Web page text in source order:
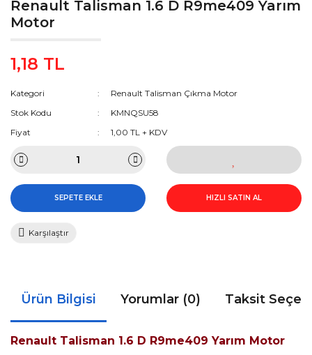
Renault Talisman 1.6 D R9me409 Yarım
Motor
1,18 TL
Kategori
Renault Talisman Çıkma Motor
Stok Kodu
KMNQSU58
Fiyat
1,00 TL + KDV
SEPETE EKLE HIZLI SATIN AL
Karşılaştır
Ürün Bilgisi Yorumlar (0) Taksit
Renault Talisman 1.6 D R9me409 Yarım Motor